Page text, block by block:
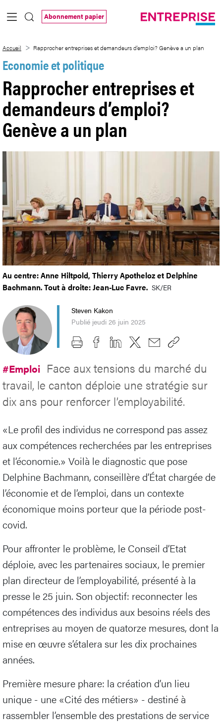
Saut au contenu principal
Abonnement papier
Accueil Rapprocher entreprises et demandeurs d’emploi? Genève a un plan
Economie et politique
Rapprocher entreprises et
demandeurs d’emploi?
Genève a un plan
Au centre: Anne Hiltpold, Thierry Apotheloz et Delphine
Bachmann. Tout à droite: Jean-Luc Favre. SK/ER
Steven Kakon
Publié jeudi 26 juin 2025
#Emploi Face aux tensions du marché du
travail, le canton déploie une stratégie sur
dix ans pour renforcer l’employabilité.
«Le profil des individus ne correspond pas assez
aux compétences recherchées par les entreprises
et l’économie.» Voilà le diagnostic que pose
Delphine Bachmann, conseillère d’État chargée de
l’économie et de l’emploi, dans un contexte
économique moins porteur que la période post-
covid.
Pour affronter le problème, le Conseil d’Etat
déploie, avec les partenaires sociaux, le premier
plan directeur de l’employabilité, présenté à la
presse le 25 juin. Son objectif: reconnecter les
compétences des individus aux besoins réels des
entreprises au moyen de quatorze mesures, dont la
mise en œuvre s’étalera sur les dix prochaines
années.
Première mesure phare: la création d’un lieu
unique - une «Cité des métiers» - destiné à
rassembler l’ensemble des prestations de service